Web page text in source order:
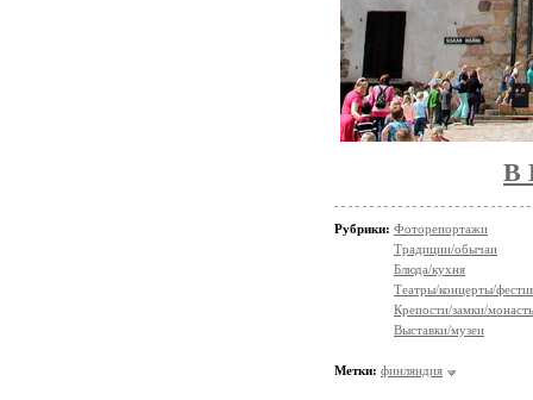
В
Рубрики: Фоторепортажи
Традиции/обычаи
Блюда/кухня
Театры/концерты/
Крепости/замки/
Выставки/музеи
Метки: финляндия